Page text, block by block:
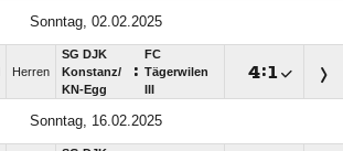
Sonntag, 02.02.2025
Herren
SG DJK
Konstanz/​
KN-Egg
:
FC
Tägerwilen
:
Sonntag, 16.02.2025